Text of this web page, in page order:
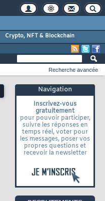
Crypto, NFT & Blockchain
Navigation
Inscrivez-vous
gratuitement
pour pouvoir participer,
suivre les réponses en
temps réel, voter pour
les messages, poser vos
propres questions et
recevoir la newsletter
Recherche avancée